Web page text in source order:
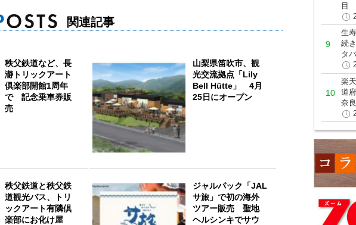
関連記事
秩父鉄道など、長
瀞トリックアート
倶楽部開館1周年
で 記念乗車券販
売
山梨県笛吹市、観
光交流拠点「Lily
Bell Hütte」 4月
25日にオープン
秩父鉄道と秩父鉄
道観光バス、トリ
ックアート有隣倶
楽部にお化け屋
ジャルパック「JAL
サ旅」で初の海外
ツアー販売 聖地
ヘルシンキでサウ
目
生
続
タ
楽
道
奈